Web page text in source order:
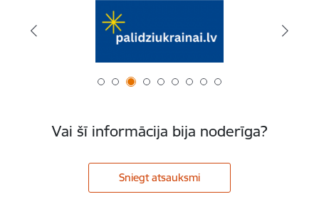
Vai šī informācija bija noderīga?
Sniegt atsauksmi